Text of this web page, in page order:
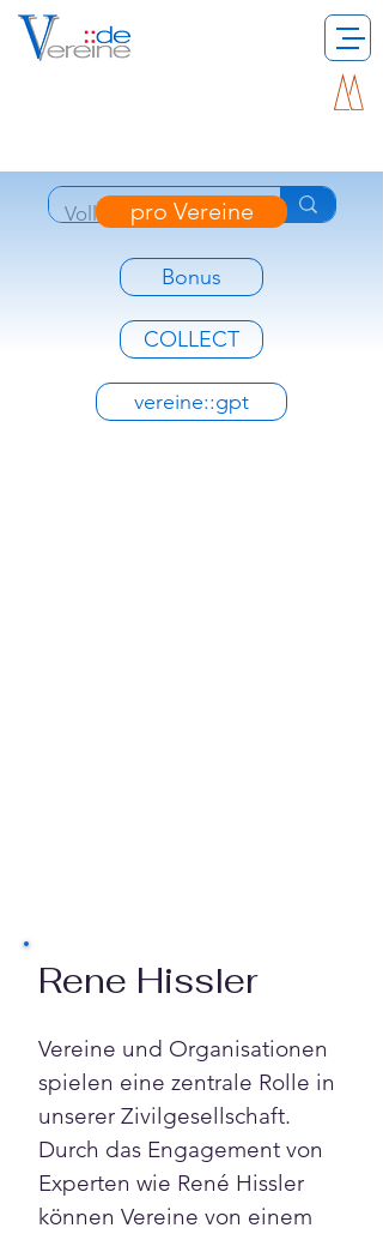
pro Vereine
Bonus
COLLECT
vereine::gpt
Rene Hissler
Vereine und Organisationen
spielen eine zentrale Rolle in
unserer Zivilgesellschaft.
Durch das Engagement von
Experten wie René Hissler
können Vereine von einem